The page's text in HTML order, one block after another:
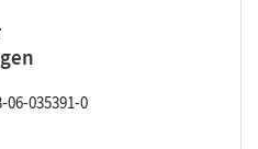
06-035391-0